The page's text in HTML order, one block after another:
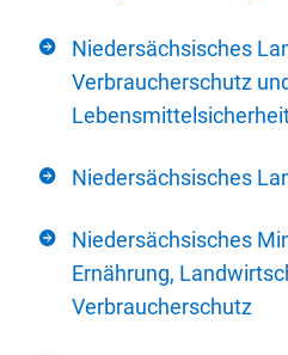
Niedersächsisches
Verbraucherschutz
Niedersächsisches
Niedersächsisches
Ernährung,
Verbraucherschutz